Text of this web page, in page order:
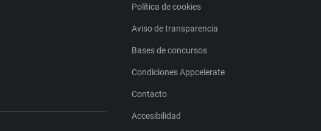
Política de cookies
Aviso de transparencia
Bases de concursos
Condiciones Appcelerate
Contacto
Accesibilidad